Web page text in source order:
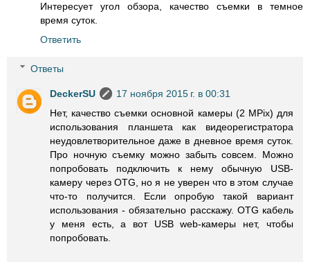
Интересует угол обзора, качество съемки в темное
время суток.
Ответить
Ответы
DeckerSU
17 ноября 2015 г. в 00:31
Нет, качество съемки основной камеры (2 MPix) для
использования планшета как видеорегистратора
неудовлетворительное даже в дневное время суток.
Про ночную съемку можно забыть совсем. Можно
попробовать подключить к нему обычную USB-
камеру через OTG, но я не уверен что в этом случае
что-то получится. Если опробую такой вариант
использования - обязательно расскажу. OTG кабель
у меня есть, а вот USB web-камеры нет, чтобы
попробовать.